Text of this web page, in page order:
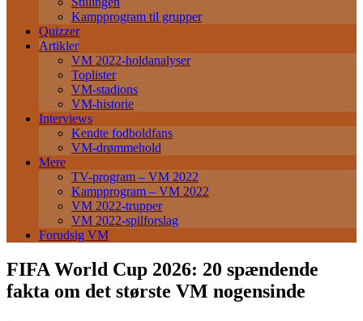
Kampprogram til grupper
Quizzer
Artikler
VM 2022-holdanalyser
Toplister
VM-stadions
VM-historie
Interviews
Kendte fodboldfans
VM-drømmehold
Mere
TV-program – VM 2022
Kampprogram – VM 2022
VM 2022-trupper
VM 2022-spilforslag
Forudsig VM
FIFA World Cup 2026: 20 spændende
fakta om det største VM nogensinde